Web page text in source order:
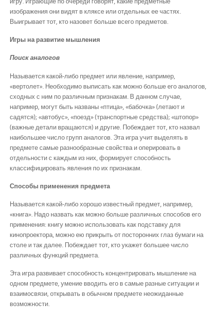
изображения они видят в кляксе или отдельных ее частях.
Выигрывает тот, кто назовет больше всего предметов.
Игры на развитие мышления
Поиск аналогов
Называется какой-либо предмет или явление, например,
«вертолет». Необходимо выписать как можно больше его аналогов,
сходных с ним по различным признакам. В данном случае,
например, могут быть названы «птица», «бабочка» (летают и
садятся); «автобус», «поезд» (транспортные средства); «штопор»
(важные детали вращаются) и другие. Побеждает тот, кто назвал
наибольшее число групп аналогов. Эта игра учит выделять в
предмете самые разнообразные свойства и оперировать в
отдельности с каждым из них, формирует способность
классифицировать явления по их признакам.
Способы применения предмета
Называется какой-либо хорошо известный предмет, например,
«книга». Надо назвать как можно больше различных способов его
применения: книгу можно использовать как подставку для
кинопроектора, можно ею прикрыть от посторонних глаз бумаги на
столе и так далее. Побеждает тот, кто укажет большее число
различных функций предмета.
Эта игра развивает способность концентрировать мышление на
одном предмете, умение вводить его в самые разные ситуации и
взаимосвязи, открывать в обычном предмете неожиданные
возможности.